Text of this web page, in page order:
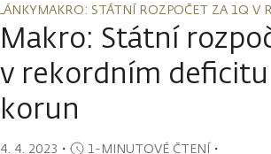
MAKRO: STÁTNÍ ROZPOČET ZA 1Q V
Makro: Státní
v rekordním
korun
4. 4. 2023 ・ 1-MINUTOVÉ ČTENÍ・